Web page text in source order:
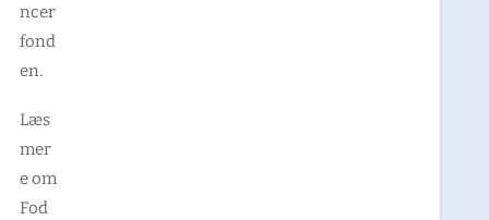
ncer
fond
en.
Læs
mer
e om
Fod